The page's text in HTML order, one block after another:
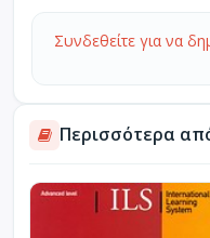
Συνδεθείτε για να
Περισσότερα